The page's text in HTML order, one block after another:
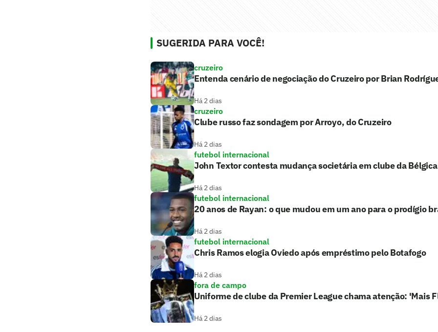
SUGERIDA PARA VOCÊ!
cruzeiro
Entenda cenário de negociação do Cruzeiro por Brian
Há 2 dias
cruzeiro
Clube russo faz sondagem por Arroyo, do Cruzeiro
Há 2 dias
futebol internacional
John Textor contesta mudança societária em clube da Bélgica
Há 2 dias
futebol internacional
20 anos de Rayan: o que mudou em um ano para o prodígio
Há 2 dias
futebol internacional
Chris Ramos elogia Oviedo após empréstimo pelo Botafogo
Há 2 dias
fora de campo
Uniforme de clube da Premier League chama atenção: 'Mais
Há 2 dias